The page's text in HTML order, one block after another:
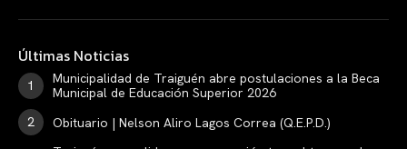
Últimas Noticias
Municipalidad de Traiguén abre postulaciones a la Beca
Municipal de Educación Superior 2026
Obituario | Nelson Aliro Lagos Correa (Q.E.P.D.)